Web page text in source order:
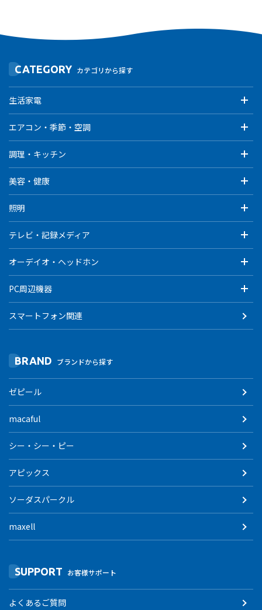
CATEGORY カテゴリから探す
生活家電
エアコン・季節・空調
調理・キッチン
美容・健康
照明
テレビ・記録メディア
オーデイオ・ヘッドホン
PC周辺機器
スマートフォン関連
BRAND ブランドから探す
ゼピール
macaful
シー・シー・ピー
アピックス
ソーダスパークル
maxell
SUPPORT お客様サポート
よくあるご質問